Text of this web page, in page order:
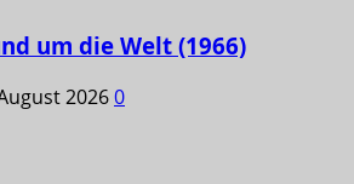
um die Welt (1966)
20260